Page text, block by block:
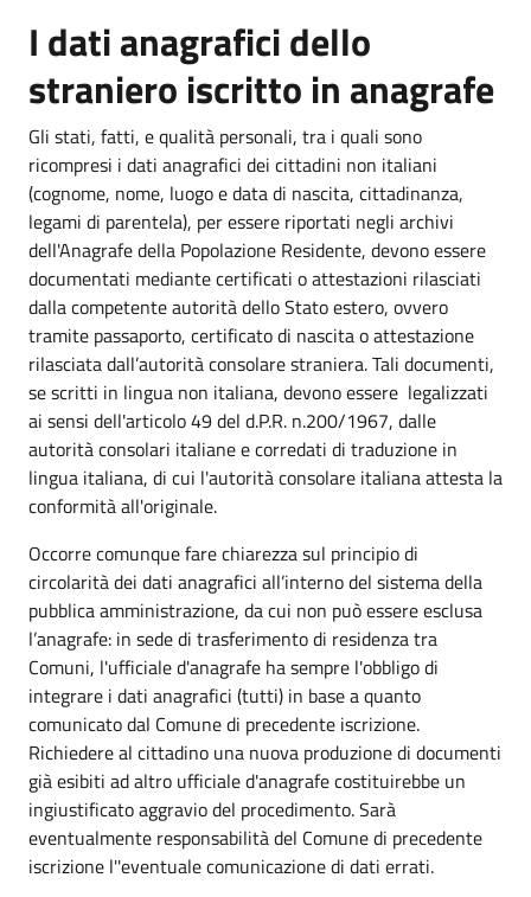
I dati anagrafici dello
straniero iscritto in anagrafe
Gli stati, fatti, e qualità personali, tra i quali sono
ricompresi i dati anagrafici dei cittadini non italiani
(cognome, nome, luogo e data di nascita, cittadinanza,
legami di parentela), per essere riportati negli archivi
dell'Anagrafe della Popolazione Residente, devono essere
documentati mediante certificati o attestazioni rilasciati
dalla competente autorità dello Stato estero, ovvero
tramite passaporto, certificato di nascita o attestazione
rilasciata dall’autorità consolare straniera. Tali documenti,
se scritti in lingua non italiana, devono essere legalizzati
ai sensi dell'articolo 49 del d.P.R. n.200/1967, dalle
autorità consolari italiane e corredati di traduzione in
lingua italiana, di cui l'autorità consolare italiana attesta la
conformità all'originale.
Occorre comunque fare chiarezza sul principio di
circolarità dei dati anagrafici all’interno del sistema della
pubblica amministrazione, da cui non può essere esclusa
l’anagrafe: in sede di trasferimento di residenza tra
Comuni, l'ufficiale d'anagrafe ha sempre l'obbligo di
integrare i dati anagrafici (tutti) in base a quanto
comunicato dal Comune di precedente iscrizione.
Richiedere al cittadino una nuova produzione di documenti
già esibiti ad altro ufficiale d'anagrafe costituirebbe un
ingiustificato aggravio del procedimento. Sarà
eventualmente responsabilità del Comune di precedente
iscrizione l''eventuale comunicazione di dati errati.